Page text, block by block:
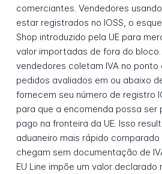
comerciantes. Vendedores
estar registrados no IOSS, o
Shop introduzido pela UE para
valor importadas de fora do bloco.
vendedores coletam IVA no ponto
pedidos avaliados em ou abaixo
fornecem seu número de registro
para que a encomenda possa ser
pago na fronteira da UE. Isso
aduaneiro mais rápido
chegam sem documentação de
EU Line impõe um valor